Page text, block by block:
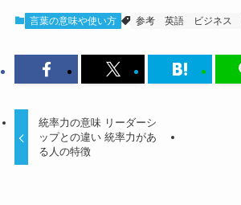
言葉の意味や使い方 参考 英語 ビジネス
統率力の意味 リーダーシ
ップとの違い 統率力があ
る人の特徴